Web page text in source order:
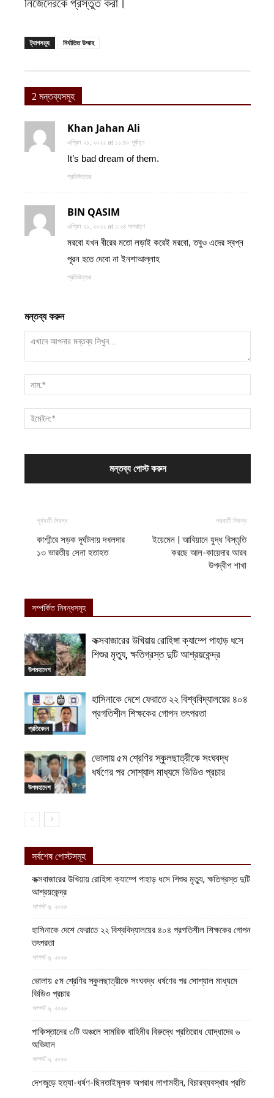
নিজেদেরকে প্রস্তুত করা।
ট্যাগসমূহ নির্যাতিত উম্মাহ
2 মন্তব্যসমূহ
Khan Jahan Ali
এপ্রিল ২১, ২০২২ at ১১:৪০ পূর্বাহ্ণ
It’s bad dream of them.
প্রতিউত্তর
BIN QASIM
এপ্রিল ২১, ২০২২ at ১:২৪ অপরাহ্ণ
মরবো যখন বীরের মতো লড়াই করেই মরবো, তবুও এদের স্বপ্ন
পূরন হতে দেবো না ইনশাআল্লাহ
প্রতিউত্তর
মন্তব্য করুন
পূর্ববর্তী নিবন্ধ
কাশ্মীরে সড়ক দূর্ঘটনায় দখলদার
১৩ ভারতীয় সেনা হতাহত
পরবর্তী নিবন্ধ
ইয়েমেন | আবিয়ানে যুদ্ধ বিস্তৃতি
করছে আল-কায়েদার আরব
উপদ্বীপ শাখা
সম্পর্কিত নিবন্ধসমূহ
উপমহাদেশ
কক্সবাজারের উখিয়ায় রোহিঙ্গা ক্যাম্পে পাহাড় ধসে
শিশুর মৃত্যু, ক্ষতিগ্রস্ত দুটি আশ্রয়কেন্দ্র
প্রতিবেদন
হাসিনাকে দেশে ফেরাতে ২২ বিশ্ববিদ্যালয়ের ৪০৪
প্রগতিশীল শিক্ষকের গোপন তৎপরতা
উপমহাদেশ
ভোলায় ৫ম শ্রেণির স্কুলছাত্রীকে সংঘবদ্ধ
ধর্ষণের পর সোশ্যাল মাধ্যমে ভিডিও প্রচার
সর্বশেষ পোস্টসমূহ
কক্সবাজারের উখিয়ায় রোহিঙ্গা ক্যাম্পে পাহাড় ধসে শিশুর মৃত্যু, ক্ষতিগ্রস্ত দুটি
আশ্রয়কেন্দ্র
আগস্ট ৬, ২০২৬
হাসিনাকে দেশে ফেরাতে ২২ বিশ্ববিদ্যালয়ের ৪০৪ প্রগতিশীল শিক্ষকের গোপন
তৎপরতা
আগস্ট ৬, ২০২৬
ভোলায় ৫ম শ্রেণির স্কুলছাত্রীকে সংঘবদ্ধ ধর্ষণের পর সোশ্যাল মাধ্যমে
ভিডিও প্রচার
আগস্ট ৬, ২০২৬
পাকিস্তানের ৩টি অঞ্চলে সামরিক বাহিনীর বিরুদ্ধে প্রতিরোধ যোদ্ধাদের ৬
অভিযান
আগস্ট ৬, ২০২৬
দেশজুড়ে হত্যা-ধর্ষণ-ছিনতাইমূলক অপরাধ লাগামহীন, বিচারব্যবস্থার প্রতি